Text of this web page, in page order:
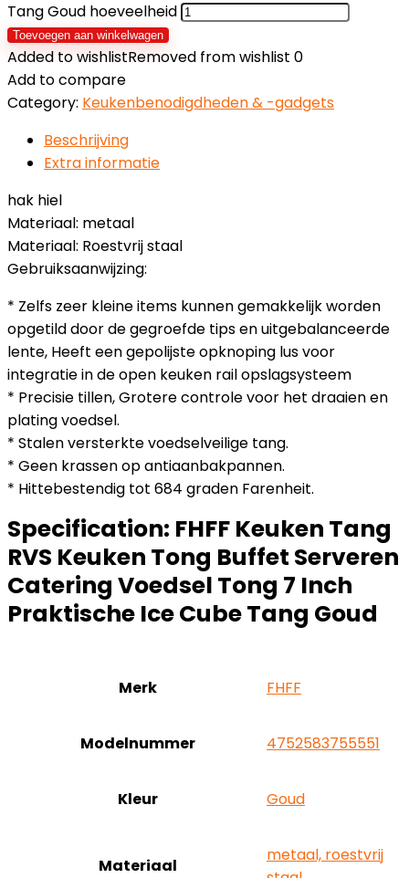
Tang Goud hoeveelheid
Toevoegen aan winkelwagen
Added to wishlistRemoved from wishlist 0
Add to compare
Category: Keukenbenodigdheden & -gadgets
Beschrijving
Extra informatie
hak hiel
Materiaal: metaal
Materiaal: Roestvrij staal
Gebruiksaanwijzing:
* Zelfs zeer kleine items kunnen gemakkelijk worden
opgetild door de gegroefde tips en uitgebalanceerde
lente, Heeft een gepolijste opknoping lus voor
integratie in de open keuken rail opslagsysteem
* Precisie tillen, Grotere controle voor het draaien en
plating voedsel.
* Stalen versterkte voedselveilige tang.
* Geen krassen op antiaanbakpannen.
* Hittebestendig tot 684 graden Farenheit.
Specification: FHFF Keuken Tang
RVS Keuken Tong Buffet Serveren
Catering Voedsel Tong 7 Inch
Praktische Ice Cube Tang Goud
Merk ‎FHFF
Modelnummer ‎4752583755551
Kleur ‎Goud
Materiaal
‎metaal, roestvrij